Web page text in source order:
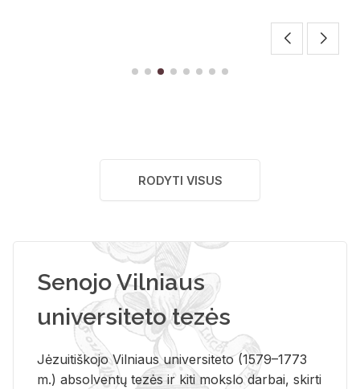
RODYTI VISUS
Senojo Vilniaus
universiteto tezės
Jėzuitiškojo Vilniaus universiteto (1579–1773
m.) absolventų tezės ir kiti mokslo darbai, skirti